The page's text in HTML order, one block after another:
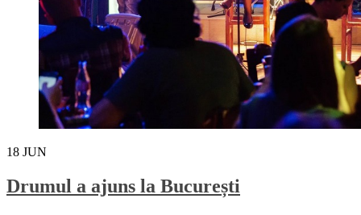
18 JUN
Drumul a ajuns la București